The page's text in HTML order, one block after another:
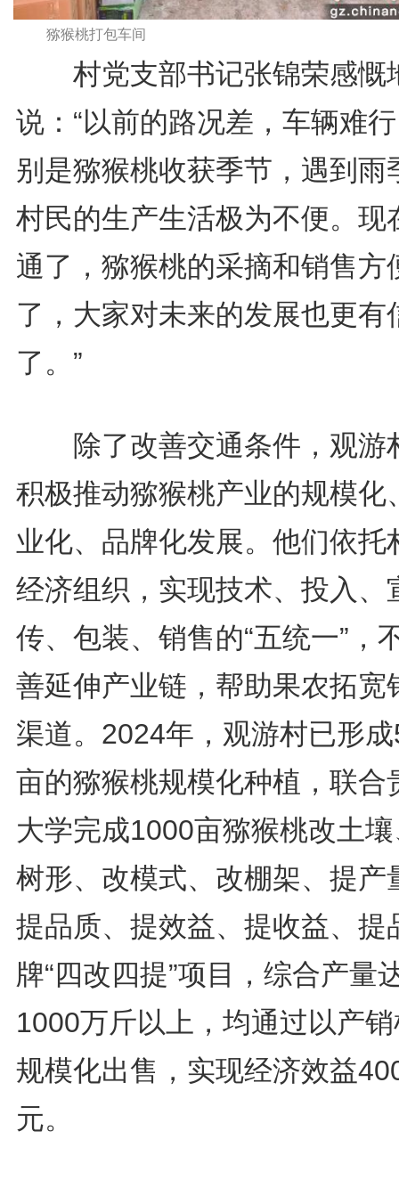
猕猴桃打包车间
村党支部书记张锦荣感慨
说：“以前的路况差，车辆难
别是猕猴桃收获季节，遇到雨
村民的生产生活极为不便。现
通了，猕猴桃的采摘和销售方
了，大家对未来的发展也更有
了。”
除了改善交通条件，观游
积极推动猕猴桃产业的规模化
业化、品牌化发展。他们依托
经济组织，实现技术、投入、
传、包装、销售的“五统一”，
善延伸产业链，帮助果农拓宽
渠道。2024年，观游村已形
亩的猕猴桃规模化种植，联合
大学完成1000亩猕猴桃改土
树形、改模式、改棚架、提产
提品质、提效益、提收益、提
牌“四改四提”项目，综合产量
1000万斤以上，均通过以产
规模化出售，实现经济效益
元。